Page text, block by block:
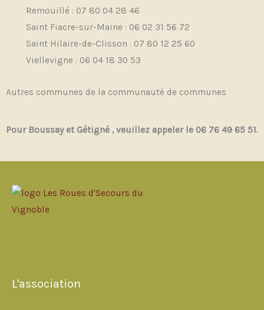
Remouillé : 07 80 04 28 46
Saint Fiacre-sur-Maine : 06 02 31 56 72
Saint Hilaire-de-Clisson : 07 80 12 25 60
Viellevigne : 06 04 18 30 53
Autres communes de la communauté de communes
Pour Boussay et Gétigné , veuillez appeler le 06 76 49 65 51.
a
L'association